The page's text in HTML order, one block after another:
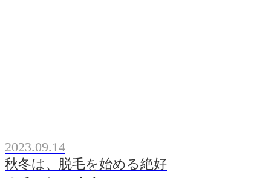
2023.09.14
秋冬は、脱毛を始める絶好